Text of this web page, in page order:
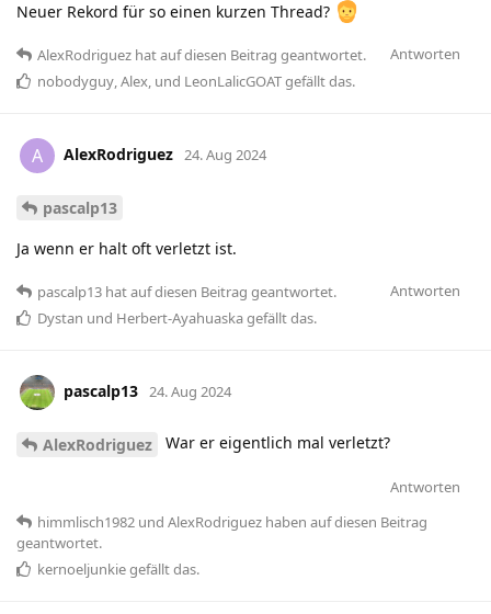
Neuer Rekord für so einen kurzen Thread?
Antworten
AlexRodriguez hatauf diesen Beitrag geantwortet.
nobodyguy,Alex, und LeonLalicGOATgefällt das.
A AlexRodriguez 24. Aug 2024
pascalp13
Ja wenn er halt oft verletzt ist.
Antworten
pascalp13 hatauf diesen Beitrag geantwortet.
Dystan und Herbert-Ayahuaskagefällt das.
pascalp13 24. Aug 2024
AlexRodriguez War er eigentlich mal verletzt?
Antworten
himmlisch1982 und AlexRodriguez haben auf diesen Beitrag
geantwortet.
kernoeljunkiegefällt das.